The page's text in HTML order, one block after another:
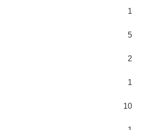
1
5
2
1
10